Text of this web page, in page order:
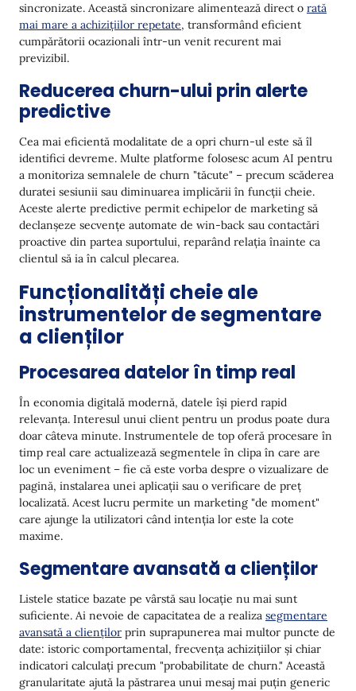
sincronizate. Această sincronizare alimentează direct o rată
mai mare a achizițiilor repetate, transformând eficient
cumpărătorii ocazionali într-un venit recurent mai
previzibil.
Reducerea churn-ului prin alerte
predictive
Cea mai eficientă modalitate de a opri churn-ul este să îl
identifici devreme. Multe platforme folosesc acum AI pentru
a monitoriza semnalele de churn "tăcute" – precum scăderea
duratei sesiunii sau diminuarea implicării în funcții cheie.
Aceste alerte predictive permit echipelor de marketing să
declanșeze secvențe automate de win-back sau contactări
proactive din partea suportului, reparând relația înainte ca
clientul să ia în calcul plecarea.
Funcționalități cheie ale
instrumentelor de segmentare
a clienților
Procesarea datelor în timp real
În economia digitală modernă, datele își pierd rapid
relevanța. Interesul unui client pentru un produs poate dura
doar câteva minute. Instrumentele de top oferă procesare în
timp real care actualizează segmentele în clipa în care are
loc un eveniment – fie că este vorba despre o vizualizare de
pagină, instalarea unei aplicații sau o verificare de preț
localizată. Acest lucru permite un marketing "de moment"
care ajunge la utilizatori când intenția lor este la cote
maxime.
Segmentare avansată a clienților
Listele statice bazate pe vârstă sau locație nu mai sunt
suficiente. Ai nevoie de capacitatea de a realiza segmentare
avansată a clienților prin suprapunerea mai multor puncte de
date: istoric comportamental, frecvența achizițiilor și chiar
indicatori calculați precum "probabilitate de churn." Această
granularitate ajută la păstrarea unui mesaj mai puțin generic